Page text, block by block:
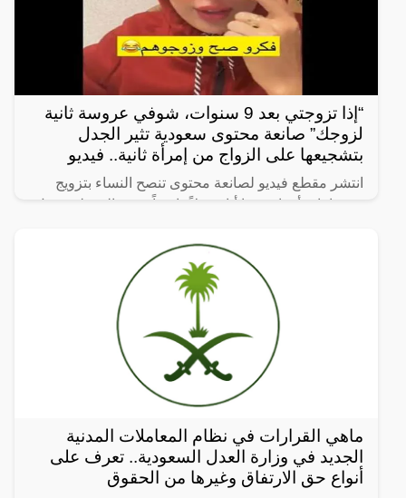
“إذا تزوجتي بعد 9 سنوات، شوفي عروسة ثانية
لزوجك” صانعة محتوى سعودية تثير الجدل
بتشجيعها على الزواج من إمرأة ثانية.. فيديو
انتشر مقطع فيديو لصانعة محتوى تنصح النساء بتزويج
زوجها بامرأة ثانية، ما أثار جدلاً واسعاً. وفي المقطع، تقول
ماهي القرارات في نظام المعاملات المدنية
الجديد في وزارة العدل السعودية.. تعرف على
أنواع حق الارتفاق وغيرها من الحقوق